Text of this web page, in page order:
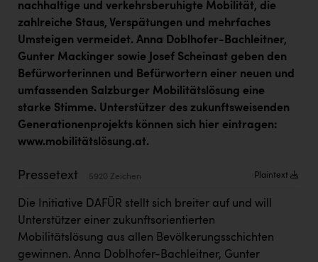
Jesolo
Jane Goodall Institute Austria
Kärcher
Karin Liedl
KEBA
KIWI Kinderwunsch Institut Dr. Loimer
KLIPP Frisör
Kleider Bauer
Kremsmüller Anlagenbau GmbH
Maximarkt
nachhaltige und verkehrsberuhigte Mobilität, die
zahlreiche Staus, Verspätungen und mehrfaches
Umsteigen vermeidet. Anna Doblhofer-Bachleitner,
Gunter Mackinger sowie Josef Scheinast geben den
Befürworterinnen und Befürwortern einer neuen und
umfassenden Salzburger Mobilitätslösung eine
starke Stimme. Unterstützer des zukunftsweisenden
Generationenprojekts können sich hier eintragen:
www.mobilitätslösung.at.
Pressetext 5920 Zeichen Plaintext
Die Initiative DAFÜR stellt sich breiter auf und will
Unterstützer einer zukunftsorientierten
Mobilitätslösung aus allen Bevölkerungsschichten
gewinnen. Anna Doblhofer-Bachleitner, Gunter